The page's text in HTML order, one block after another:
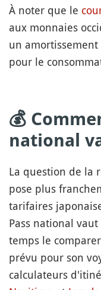
À noter que le
aux monnaies
un
pour le
💰
national
La question de la
pose plus
tarifaires
Pass national
temps le
prévu pour son
calculateurs